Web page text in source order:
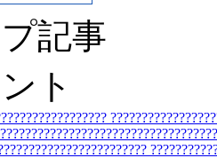
記事
ト